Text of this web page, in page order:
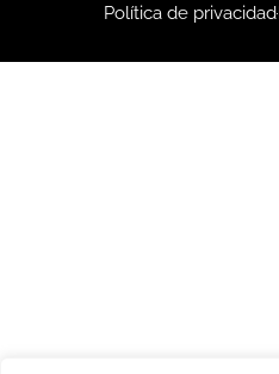
Política de privacidad